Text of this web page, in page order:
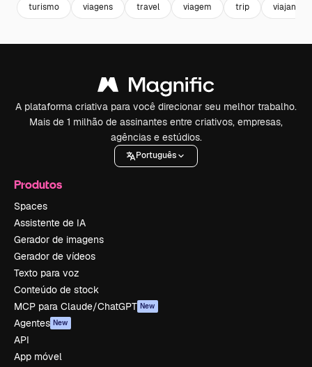
turismo viagens travel viagem trip viajante
A plataforma criativa para você direcionar seu melhor trabalho.
Mais de 1 milhão de assinantes entre criativos, empresas,
agências e estúdios.
Português
Produtos
Spaces
Assistente de IA
Gerador de imagens
Gerador de vídeos
Texto para voz
Conteúdo de stock
MCP para Claude/ChatGPT New
Agentes New
API
App móvel